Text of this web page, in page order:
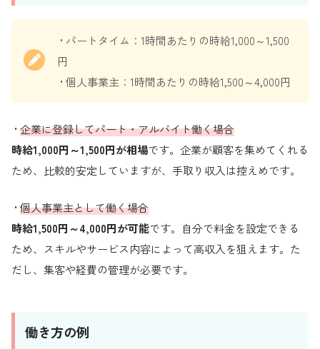
• パートタイム：1時間あたりの時給1,000～1,500
円
• 個人事業主：1時間あたりの時給1,500～4,000円
•企業に登録してパート・アルバイト働く場合
時給1,000円～1,500円が相場です。企業が顧客を集めてくれる
ため、比較的安定していますが、手取り収入は控えめです。
•個人事業主として働く場合
時給1,500円～4,000円が可能です。自分で料金を設定できる
ため、スキルやサービス内容によって高収入を狙えます。た
だし、集客や経費の管理が必要です。
働き方の例